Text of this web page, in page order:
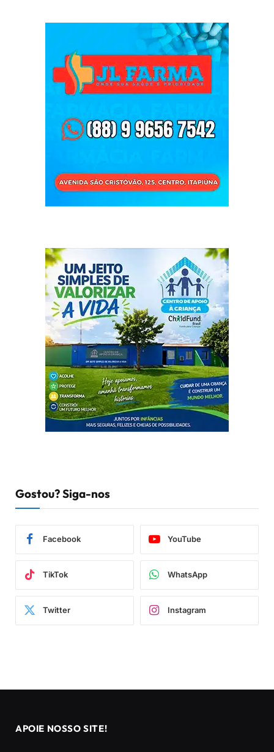
Gostou? Siga-nos
Facebook YouTube
TikTok WhatsApp
Twitter Instagram
APOIE NOSSO SITE!